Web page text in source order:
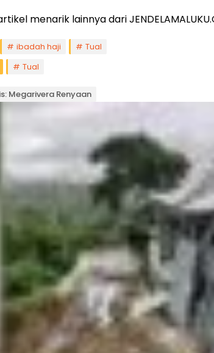
menarik lainnya dari
ibadah haji
Tual
Tual
Megarivera Renyaan